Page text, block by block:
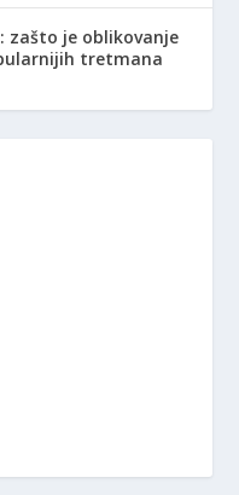
zašto je oblikovanje
tretmana